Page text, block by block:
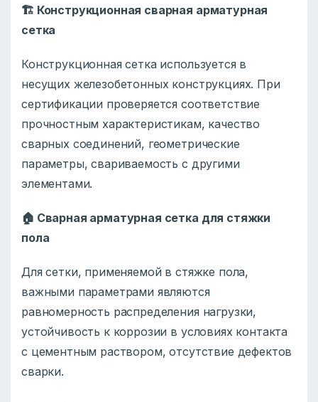
🏗️ Конструкционная сварная арматурная
сетка
Конструкционная сетка используется в
несущих железобетонных конструкциях. При
сертификации проверяется соответствие
прочностным характеристикам, качество
сварных соединений, геометрические
параметры, свариваемость с другими
элементами.
🏠 Сварная арматурная сетка для стяжки
пола
Для сетки, применяемой в стяжке пола,
важными параметрами являются
равномерность распределения нагрузки,
устойчивость к коррозии в условиях контакта
с цементным раствором, отсутствие дефектов
сварки.